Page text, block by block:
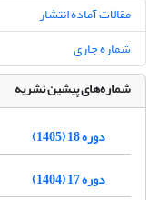
مقالات آماده انتشار
شماره جاری
شماره‌های پیشین نشریه
دوره 18 (1405)
دوره 17 (1404)